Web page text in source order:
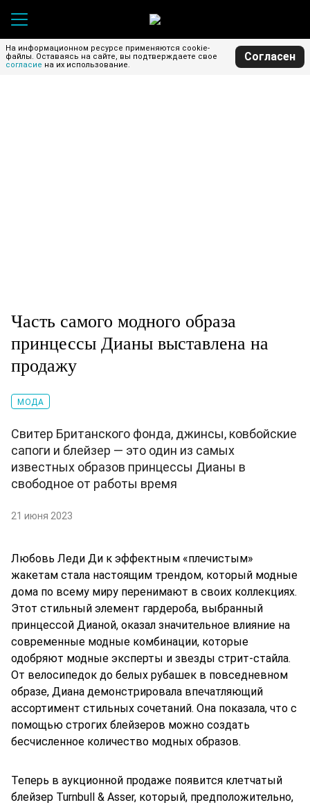
На информационном ресурсе применяются cookie-
файлы. Оставаясь на сайте, вы подтверждаете свое
согласие на их использование.
Согласен
Часть самого модного образа
принцессы Дианы выставлена на
продажу
МОДА
Свитер Британского фонда, джинсы, ковбойские
сапоги и блейзер — это один из самых
известных образов принцессы Дианы в
свободное от работы время
21 июня 2023
Любовь Леди Ди к эффектным «плечистым»
жакетам стала настоящим трендом, который модные
дома по всему миру перенимают в своих коллекциях.
Этот стильный элемент гардероба, выбранный
принцессой Дианой, оказал значительное влияние на
современные модные комбинации, которые
одобряют модные эксперты и звезды стрит-стайла.
От велосипедок до белых рубашек в повседневном
образе, Диана демонстрировала впечатляющий
ассортимент стильных сочетаний. Она показала, что с
помощью строгих блейзеров можно создать
бесчисленное количество модных образов.
Теперь в аукционной продаже появится клетчатый
блейзер Turnbull & Asser, который, предположительно,